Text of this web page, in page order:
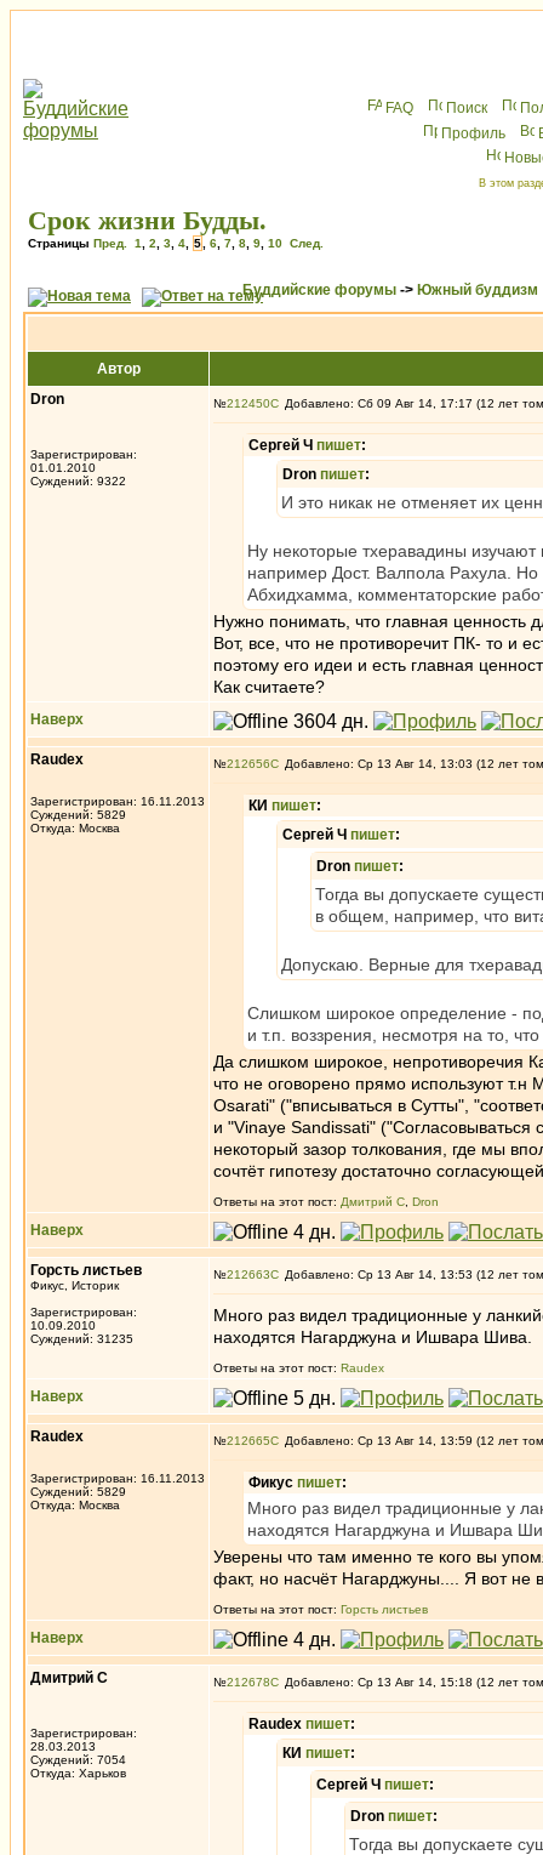
FAQ Поиск
Профиль
В этом
Срок жизни Будды.
Страницы Пред. 1 2 3 4 5 6 7 8 9 10 След.
Буддийские форумы -> Южный буддизм
Автор
Dron
Зарегистрирован:
01.01.2010
Суждений: 9322
№212450 Добавлено: Сб 09 Авг 14, 17:17 (12 лет
Сергей Ч пишет:
Dron пишет:
И это никак не отменяет их
Ну некоторые тхеравадины
например Дост. Валпола Рахула. Но
Абхидхамма, комментаторские
Нужно понимать, что главная ценность
Вот, все, что не противоречит ПК- то и
поэтому его идеи и есть главная
Как считаете?
Наверх
Raudex
Зарегистрирован: 16.11.2013
Суждений: 5829
Откуда: Москва
№212656 Добавлено: Ср 13 Авг 14, 13:03 (12 лет
КИ пишет:
Сергей Ч пишет:
Dron пишет:
Тогда вы допускаете
в общем, например, что
Допускаю. Верные для
Слишком широкое определение -
и т.п. воззрения, несмотря на то,
Да слишком широкое, непротиворечия
что не оговорено прямо используют
Osarati" ("вписываться в Сутты",
и "Vinaye Sandissati" ("Согласовываться
некоторый зазор толкования, где мы
сочтёт гипотезу достаточно
Ответы на этот пост: Дмитрий С Dron
Наверх
Горсть листьев
Фикус, Историк
Зарегистрирован:
10.09.2010
Суждений: 31235
№212663 Добавлено: Ср 13 Авг 14, 13:53 (12 лет
Много раз видел традиционные у
находятся Нагарджуна и Ишвара Шива.
Ответы на этот пост: Raudex
Наверх
Raudex
Зарегистрирован: 16.11.2013
Суждений: 5829
Откуда: Москва
№212665 Добавлено: Ср 13 Авг 14, 13:59 (12 лет
Фикус пишет:
Много раз видел традиционные у
находятся Нагарджуна и Ишвара
Уверены что там именно те кого вы
факт, но насчёт Нагарджуны.... Я вот не
Ответы на этот пост: Горсть листьев
Наверх
Дмитрий С
Зарегистрирован:
28.03.2013
Суждений: 7054
Откуда: Харьков
№212678 Добавлено: Ср 13 Авг 14, 15:18 (12 лет
Raudex пишет:
КИ пишет:
Сергей Ч пишет:
Dron пишет:
Тогда вы допускаете